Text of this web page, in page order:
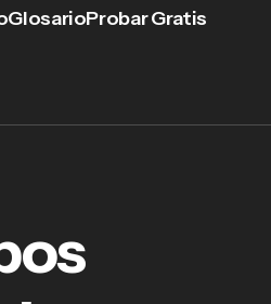
GlosarioProbar Gratis